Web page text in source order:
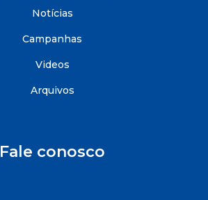
Notícias
Campanhas
Videos
Arquivos
Fale conosco